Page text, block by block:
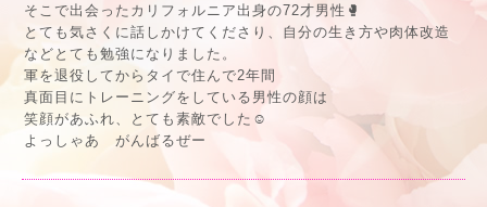
そこで出会ったカリフォルニア出身の72才男性🥊
とても気さくに話しかけてくださり、自分の生き方や肉体改造
などとても勉強になりました。
軍を退役してからタイで住んで2年間
真面目にトレーニングをしている男性の顔は
笑顔があふれ、とても素敵でした☺️
よっしゃあ がんばるぜー